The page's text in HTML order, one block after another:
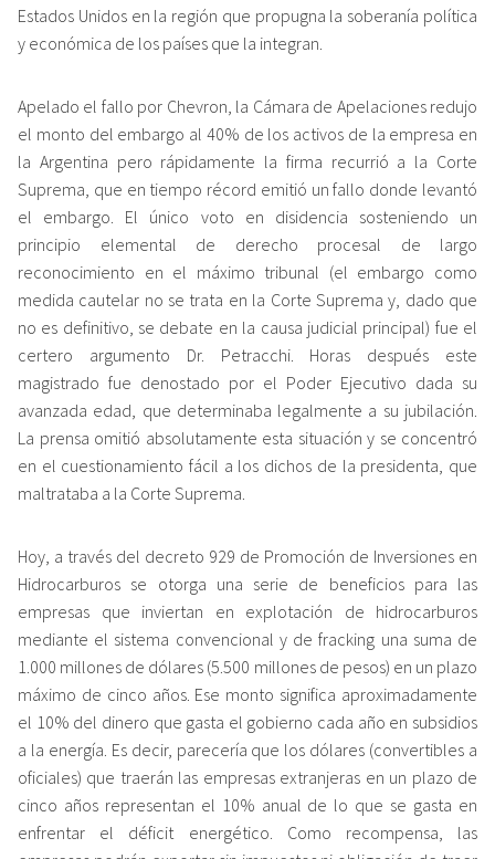
Estados Unidos en la región que propugna la soberanía política
y económica de los países que la integran.
Apelado el fallo por Chevron, la Cámara de Apelaciones redujo
el monto del embargo al 40% de los activos de la empresa en
la Argentina pero rápidamente la firma recurrió a la Corte
Suprema, que en tiempo récord emitió un fallo donde levantó
el embargo. El único voto en disidencia sosteniendo un
principio elemental de derecho procesal de largo
reconocimiento en el máximo tribunal (el embargo como
medida cautelar no se trata en la Corte Suprema y, dado que
no es definitivo, se debate en la causa judicial principal) fue el
certero argumento Dr. Petracchi. Horas después este
magistrado fue denostado por el Poder Ejecutivo dada su
avanzada edad, que determinaba legalmente a su jubilación.
La prensa omitió absolutamente esta situación y se concentró
en el cuestionamiento fácil a los dichos de la presidenta, que
maltrataba a la Corte Suprema.
Hoy, a través del decreto 929 de Promoción de Inversiones en
Hidrocarburos se otorga una serie de beneficios para las
empresas que inviertan en explotación de hidrocarburos
mediante el sistema convencional y de fracking una suma de
1.000 millones de dólares (5.500 millones de pesos) en un plazo
máximo de cinco años. Ese monto significa aproximadamente
el 10% del dinero que gasta el gobierno cada año en subsidios
a la energía. Es decir, parecería que los dólares (convertibles a
oficiales) que traerán las empresas extranjeras en un plazo de
cinco años representan el 10% anual de lo que se gasta en
enfrentar el déficit energético. Como recompensa, las